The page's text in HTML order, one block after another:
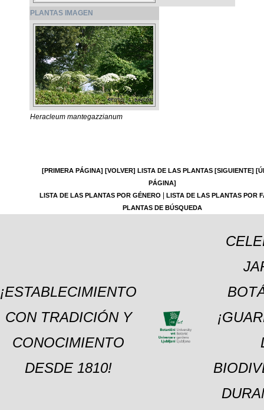
PLANTAS IMAGEN
Heracleum mantegazzianum
[PRIMERA PÁGINA] [VOLVER] LISTA DE LAS PLANTAS [SIGUIENTE]
PÁGINA]
LISTA DE LAS PLANTAS POR GÉNERO
LISTA DE LAS PLANTAS POR
PLANTAS DE BÚSQUEDA
¡ESTABLECIMIENTO
CON TRADICIÓN Y
CONOCIMIENTO
DESDE 1810!